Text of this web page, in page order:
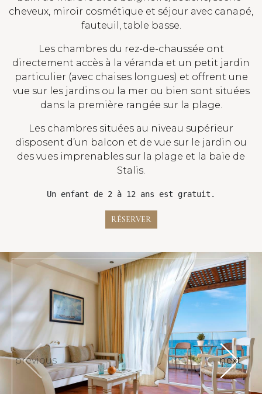
cheveux, miroir cosmétique et séjour avec canapé,
fauteuil, table basse.
Les chambres du rez-de-chaussée ont
directement accès à la véranda et un petit jardin
particulier (avec chaises longues) et offrent une
vue sur les jardins ou la mer ou bien sont situées
dans la première rangée sur la plage.
Les chambres situées au niveau supérieur
disposent d’un balcon et de vue sur le jardin ou
des vues imprenables sur la plage et la baie de
Stalis.
Un enfant de 2 à 12 ans est gratuit.
RÉSERVER
previous next